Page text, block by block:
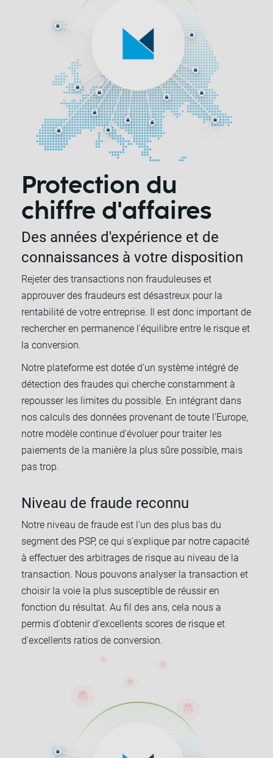
Protection du
chiffre d'affaires
Des années d'expérience et de
connaissances à votre disposition
Rejeter des transactions non frauduleuses et
approuver des fraudeurs est désastreux pour la
rentabilité de votre entreprise. Il est donc important de
rechercher en permanence l'équilibre entre le risque et
la conversion.
Notre plateforme est dotée d'un système intégré de
détection des fraudes qui cherche constamment à
repousser les limites du possible. En intégrant dans
nos calculs des données provenant de toute l'Europe,
notre modèle continue d'évoluer pour traiter les
paiements de la manière la plus sûre possible, mais
pas trop.
Niveau de fraude reconnu
Notre niveau de fraude est l'un des plus bas du
segment des PSP, ce qui s'explique par notre capacité
à effectuer des arbitrages de risque au niveau de la
transaction. Nous pouvons analyser la transaction et
choisir la voie la plus susceptible de réussir en
fonction du résultat. Au fil des ans, cela nous a
permis d'obtenir d'excellents scores de risque et
d'excellents ratios de conversion.